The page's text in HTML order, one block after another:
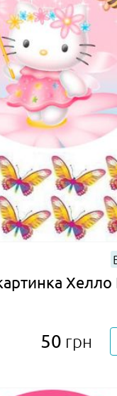
Хелло
50 грн